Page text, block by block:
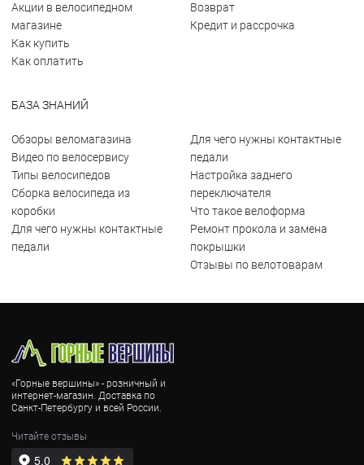
Акции в велосипедном
магазине
Как купить
Как оплатить
Возврат
Кредит и рассрочка
БАЗА ЗНАНИЙ
Обзоры веломагазина
Видео по велосервису
Типы велосипедов
Сборка велосипеда из
коробки
Для чего нужны контактные
педали
Для чего нужны контактные
педали
Настройка заднего
переключателя
Что такое велоформа
Ремонт прокола и замена
покрышки
Отзывы по велотоварам
«Горные вершины» - розничный и
интернет-магазин. Доставка по
Санкт-Петербургу и всей России.
Читайте отзывы